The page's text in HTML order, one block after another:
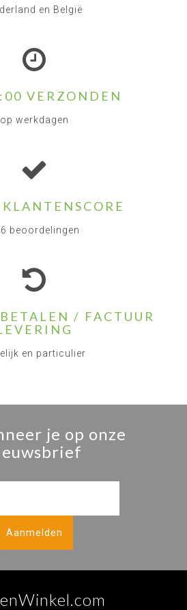
en België
VERZONDEN
op werkdagen
beoordelingen
/ FACTUUR
en particulier
je op onze
Aanmelden